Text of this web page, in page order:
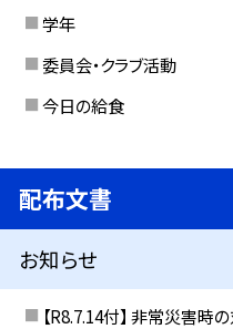
学年
委員会・クラブ活動
今日の給食
配布文書
お知らせ
【R8.7.14付】 非常災害時